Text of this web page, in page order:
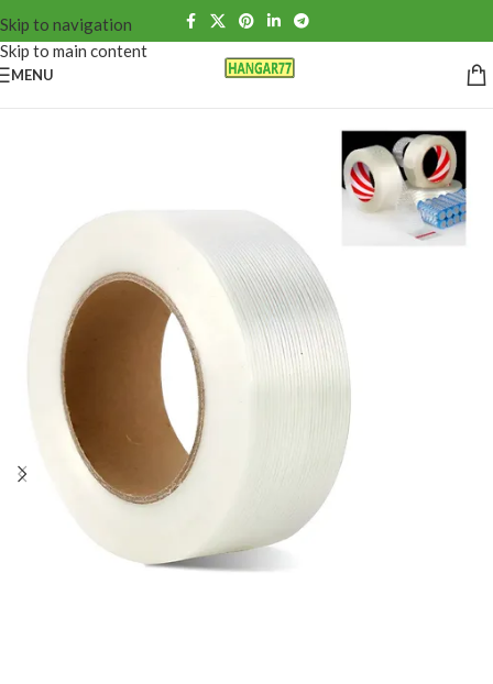
Skip to navigation
Skip to main content
MENU